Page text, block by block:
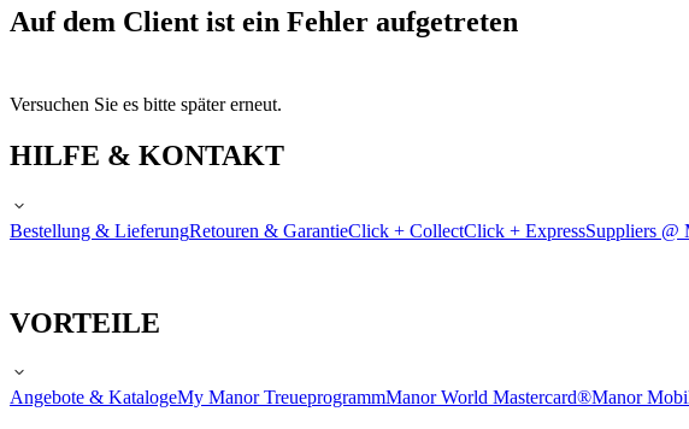
Auf dem Client ist ein Fehler aufgetreten
Versuchen Sie es bitte später erneut.
HILFE & KONTAKT
Bestellung & LieferungRetouren & GarantieClick + CollectClick + ExpressSuppliers @
VORTEILE
Angebote & KatalogeMy Manor TreueprogrammManor World Mastercard®Manor